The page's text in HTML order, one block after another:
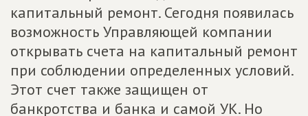
капитальный ремонт. Сегодня появилась
возможность Управляющей компании
открывать счета на капитальный ремонт
при соблюдении определенных условий.
Этот счет также защищен от
банкротства и банка и самой УК. Но